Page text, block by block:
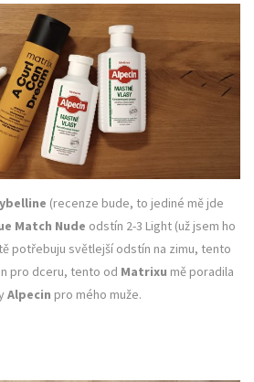
(recenze bude, to jediné mě jde
Match Nude odstín 2-3 Light (už jsem ho
potřebuju světlejší odstín na zimu, tento
pro dceru, tento od Matrixu mě poradila
Alpecin pro mého muže.